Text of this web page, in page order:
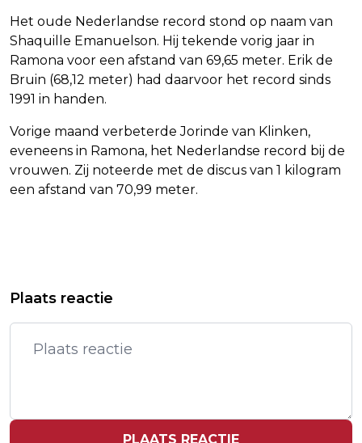
Het oude Nederlandse record stond op naam van
Shaquille Emanuelson. Hij tekende vorig jaar in
Ramona voor een afstand van 69,65 meter. Erik de
Bruin (68,12 meter) had daarvoor het record sinds
1991 in handen.
Vorige maand verbeterde Jorinde van Klinken,
eveneens in Ramona, het Nederlandse record bij de
vrouwen. Zij noteerde met de discus van 1 kilogram
een afstand van 70,99 meter.
GRONDOPERATIES IN LIBANON AAN
NIEUWE NAAM KIND JENNIFER LOPEZ
DUIKT OP IN AFSTUDEERBERICHT
Plaats reactie
PLAATS REACTIE